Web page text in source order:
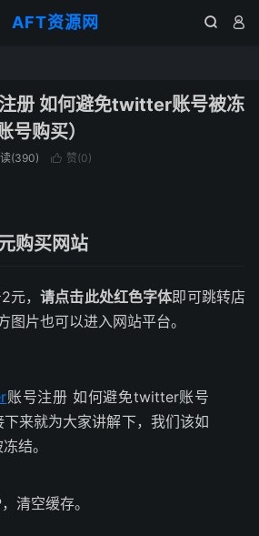
AFT资源网  
册 如何避免twitter账号被冻
购买）
(390)  赞(0)
购买网站
元，请点击此处红色字体即可跳转店
图片也可以进入网站平台。
账号注册 如何避免twitter账号
来就为大家讲解下，我们该如
结。
空缓存。